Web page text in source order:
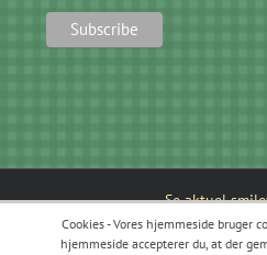
Se aktuel
Cookies - Vores hjemmeside bruger
hjemmeside accepterer du, at der